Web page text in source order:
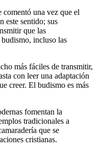
una vez que el
este sentido; sus
que las
budismo, incluso las
más fáciles de transmitir,
con leer una adaptación
creer. El budismo es más
fomentan la
tradicionales a
que se
cristianas.